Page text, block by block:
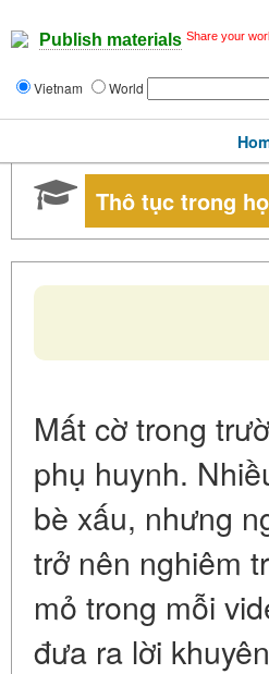
Publish materials Share your
Vietnam World
Thô tục trong
Mất cờ trong
phụ huynh.
bè xấu, nhưng
trở nên nghiêm
mỏ trong mỗi
đưa ra lời